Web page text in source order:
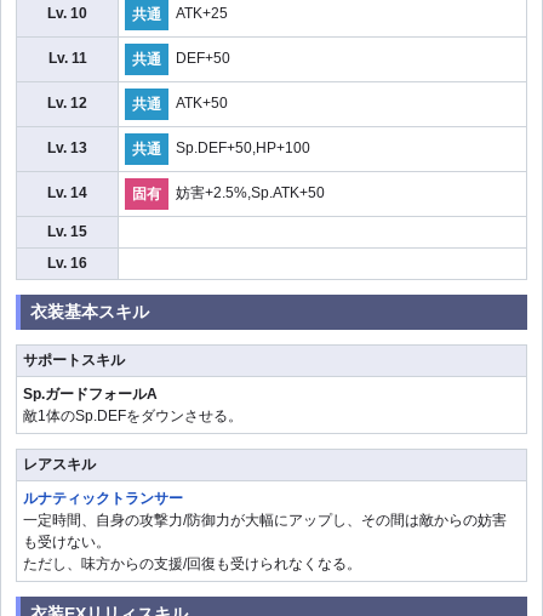
Lv. 10 共通 ATK+25
Lv. 11 共通 DEF+50
Lv. 12 共通 ATK+50
Lv. 13 共通 Sp.DEF+50,HP+100
Lv. 14 固有 妨害+2.5%,Sp.ATK+50
Lv. 15
Lv. 16
衣装基本スキル
サポートスキル
Sp.ガードフォールA
敵1体のSp.DEFをダウンさせる。
レアスキル
ルナティックトランサー
一定時間、自身の攻撃力/防御力が大幅にアップし、その間は敵からの妨害
も受けない。
ただし、味方からの支援/回復も受けられなくなる。